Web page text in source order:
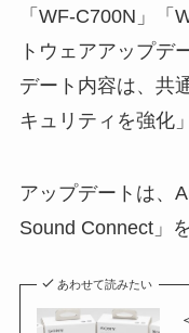
「WF-C700N」「
トウェアアップデ
デート内容は、共
キュリティを強化」
アップデートは、
Sound Connect」
あわせて読みたい